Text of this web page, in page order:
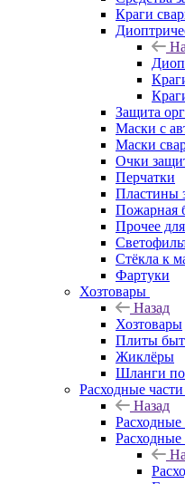
Краги
Защита
Маски с
Маски
Очки
Перчатки
Пластины
Пожарная
Прочее
Стёкла к
Фартуки
Хозтовары
Назад
Хозтовары
Плиты
Жиклёры
Шланги
Расходные
Назад